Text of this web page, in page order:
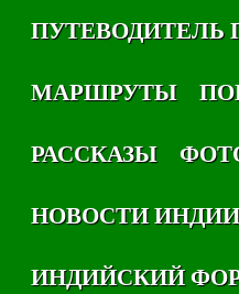
ПУТЕВОДИТЕЛЬ
МАРШРУТЫ
РАССКАЗЫ
НОВОСТИ ИНДИИ
ИНДИЙСКИЙ